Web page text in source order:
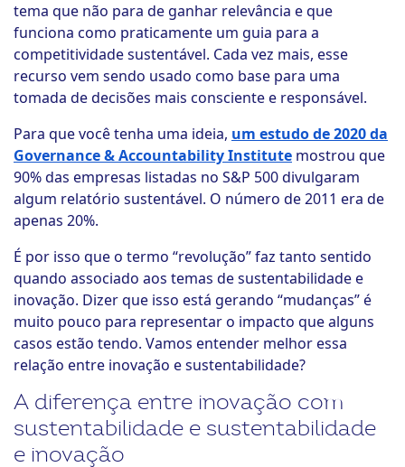
tema que não para de ganhar relevância e que
funciona como praticamente um guia para a
competitividade sustentável. Cada vez mais, esse
recurso vem sendo usado como base para uma
tomada de decisões mais consciente e responsável.
Para que você tenha uma ideia, um estudo de 2020 da
Governance & Accountability Institute mostrou que
90% das empresas listadas no S&P 500 divulgaram
algum relatório sustentável. O número de 2011 era de
apenas 20%.
É por isso que o termo “revolução” faz tanto sentido
quando associado aos temas de sustentabilidade e
inovação. Dizer que isso está gerando “mudanças” é
muito pouco para representar o impacto que alguns
casos estão tendo. Vamos entender melhor essa
relação entre inovação e sustentabilidade?
A diferença entre inovação com
sustentabilidade e sustentabilidade
e inovação